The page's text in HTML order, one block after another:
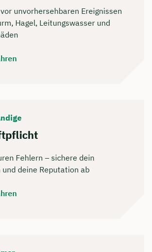
unvorhersehbaren Ereignissen
Hagel, Leitungswasser und
Fehlern – sichere dein
deine Reputation ab